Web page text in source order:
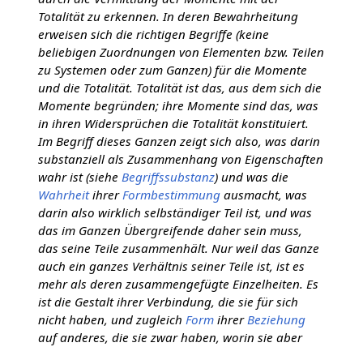
Totalität zu erkennen. In deren Bewahrheitung
erweisen sich die richtigen Begriffe (keine
beliebigen Zuordnungen von Elementen bzw. Teilen
zu Systemen oder zum Ganzen) für die Momente
und die Totalität. Totalität ist das, aus dem sich die
Momente begründen; ihre Momente sind das, was
in ihren Widersprüchen die Totalität konstituiert.
Im Begriff dieses Ganzen zeigt sich also, was darin
substanziell als Zusammenhang von Eigenschaften
wahr ist (siehe Begriffssubstanz) und was die
Wahrheitihrer Formbestimmungausmacht, was
darin also wirklich selbständiger Teil ist, und was
das im Ganzen Übergreifende daher sein muss,
das seine Teile zusammenhält. Nur weil das Ganze
auch ein ganzes Verhältnis seiner Teile ist, ist es
mehr als deren zusammengefügte Einzelheiten. Es
ist die Gestalt ihrer Verbindung, die sie für sich
nicht haben, und zugleich Formihrer Beziehung
auf anderes, die sie zwar haben, worin sie aber